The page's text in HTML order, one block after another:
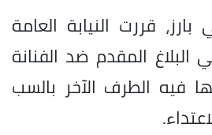
قررت النيابة العامة
المقدم ضد الفنانة
فيه الطرف الآخر بالسب